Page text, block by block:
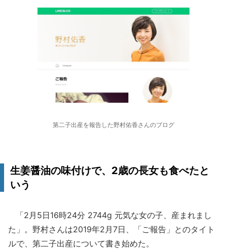
第二子出産を報告した野村佑香さんのブログ
生姜醤油の味付けで、2歳の長女も食べたと
いう
「2月5日16時24分 2744g 元気な女の子、産まれまし
た」。野村さんは2019年2月7日、「ご報告」とのタイト
ルで、第二子出産について書き始めた。